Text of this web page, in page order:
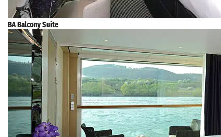
BA Balcony Suite